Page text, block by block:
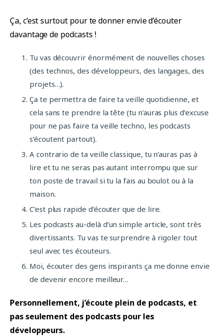
Ça, c’est surtout pour te donner envie d’écouter
davantage de podcasts !
Tu vas découvrir énormément de nouvelles choses
(des technos, des développeurs, des langages, des
projets…).
Ça te permettra de faire ta veille quotidienne, et
cela sans te prendre la tête (tu n’auras plus d’excuse
pour ne pas faire ta veille techno, les podcasts
s’écoutent partout).
A contrario de ta veille classique, tu n’auras pas à
lire et tu ne seras pas autant interrompu que sur
ton poste de travail si tu la fais au boulot ou à la
maison.
C’est plus rapide d’écouter que de lire.
Les podcasts au-delà d’un simple article, sont très
divertissants. Tu vas te surprendre à rigoler tout
seul avec tes écouteurs.
Moi, écouter des gens inspirants ça me donne envie
de devenir encore meilleur…
Personnellement, j’écoute plein de podcasts, et
pas seulement des podcasts pour les
développeurs.